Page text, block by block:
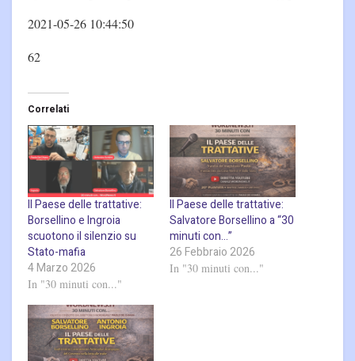
2021-05-26 10:44:50
62
Correlati
Il Paese delle trattative:
Borsellino e Ingroia
scuotono il silenzio su
Stato-mafia
4 Marzo 2026
In "30 minuti con..."
Il Paese delle trattative:
Salvatore Borsellino a “30
minuti con…”
26 Febbraio 2026
In "30 minuti con..."